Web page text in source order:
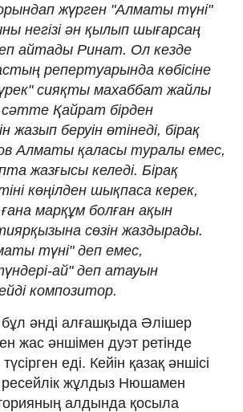
жүрген "Алматы түні"
негізі ән қылып шығарсаң
айтады Ринат. Ол кезде
репертуарында көбісіне
сияқты махаббат жайлы
сәтте Қайрат бірден
жазып беруін өтінеді, бірақ
Алматы қаласы туралы емес,
жазғысы келеді. Бірақ
көңілден шықпаса керек,
марқұм болған ақын
сөзін жаздырады.
түні" деп емес,
ай" деп атауын
композитор.
әнді алғашқыда Әлішер
жас әншімен дуэт ретінде
еді. Кейін қазақ әншісі
ресейлік жұлдыз Нюшамен
алдында қосыла